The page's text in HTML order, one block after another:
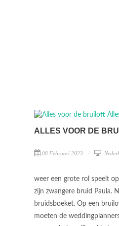
ALLES VOOR DE
08 Februari 2023
weer een grote rol speelt
zijn zwangere bruid Paula.
bruidsboeket. Op een
moeten de